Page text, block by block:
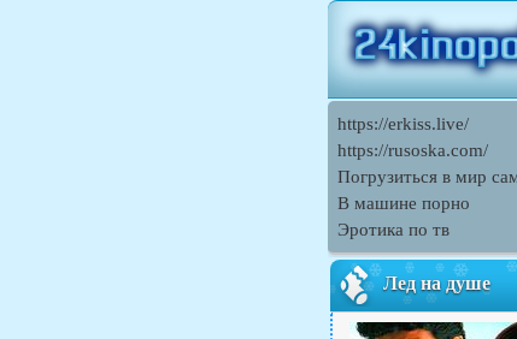
https://erkiss.live/
https://rusoska.com/
Погрузиться в мир
В машине порно
Эротика по тв
Лед на душе